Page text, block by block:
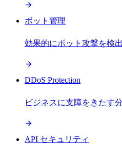
ボット管理
効果的にボット攻撃を検
DDoS Protection
ビジネスに支障をきたす
API セキュリティ